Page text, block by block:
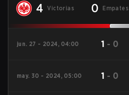
4 Victorias 0 Empates
jun. 27 - 2024, 04:00 1 - 0
may. 30 - 2024, 05:00 1 - 0